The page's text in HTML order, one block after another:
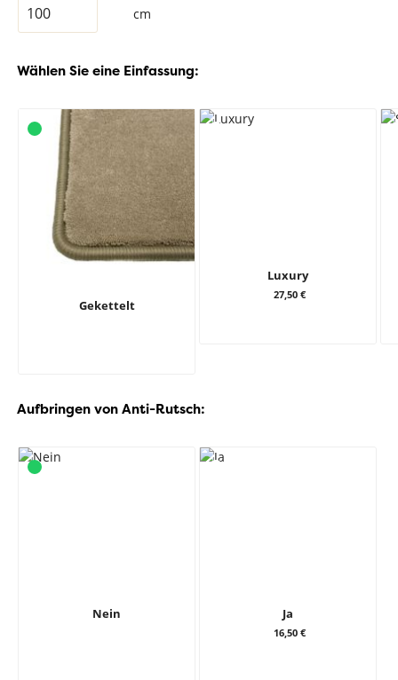
cm
Wählen Sie eine Einfassung:
Gekettelt
Luxury
27,50 €
Aufbringen von Anti-Rutsch:
Nein Ja
16,50 €